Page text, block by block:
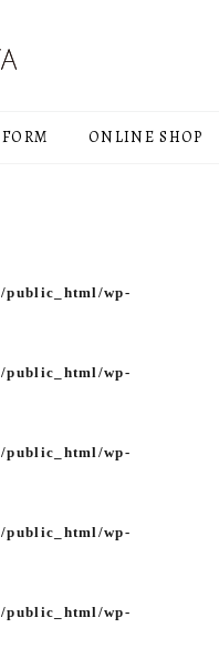
ONLINE SHOP
public_html/wp-
public_html/wp-
public_html/wp-
public_html/wp-
public_html/wp-